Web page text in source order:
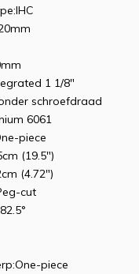
1 1/8"
schroefdraad
6061
piece
(19.5")
(4.72")
cut
piece